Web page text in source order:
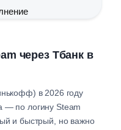
через Тбанк в
в 2026 году
— по логину Steam
и быстрый, но важно